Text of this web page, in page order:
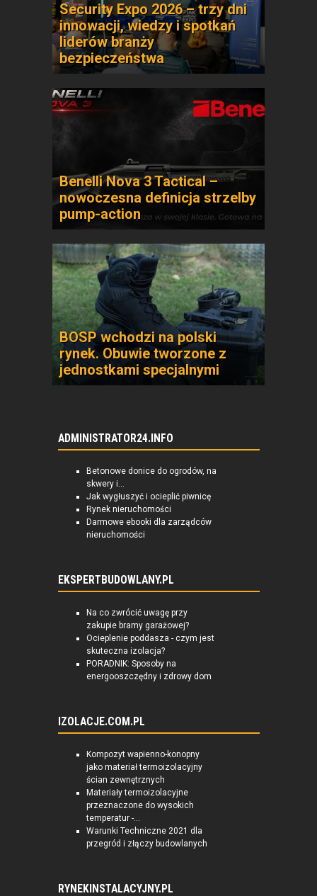
Security Expo 2026 – trzy dni
innowacji, wiedzy i spotkań
liderów branży
bezpieczeństwa
Benelli Nova 3 Tactical –
nowoczesna definicja strzelby
pump-action
BOSP wchodzi na polski
rynek. Obuwie tworzone z
jednostkami specjalnymi
ADMINISTRATOR24.INFO
Betonowe donice do ogrodów, na
skwery i...
Jak wygłuszyć i ocieplić piwnicę
Rynek nieruchomości
Darmowe ebooki dla zarządców
nieruchomości
EKSPERTBUDOWLANY.PL
Na co zwrócić uwagę przy
zakupie bramy garażowej?
Ocieplenie poddasza - czym jest
skuteczna izolacja?
PORADNIK: Sposoby na
energooszczędny i zdrowy dom
IZOLACJE.COM.PL
Kompozyt wapienno-konopny
jako materiał termoizolacyjny
ścian zewnętrznych
Materiały termoizolacyjne
przeznaczone do wysokich
temperatur -...
Warunki Techniczne 2021 dla
przegród i złączy budowlanych
RYNEKINSTALACYJNY.PL